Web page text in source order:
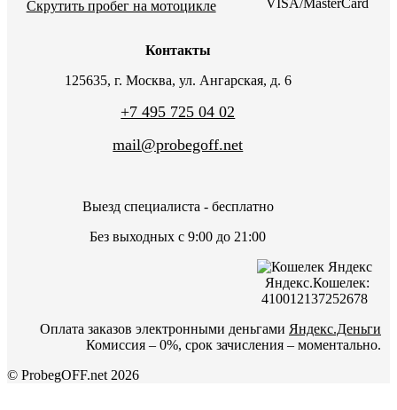
Скрутить пробег на мотоцикле
Контакты
125635, г. Москва, ул. Ангарская, д. 6
+7 495 725 04 02
mail@probegoff.net
Выезд специалиста - бесплатно
Без выходных с 9:00 до 21:00
VISA/MasterCard
Яндекс.Кошелек:
410012137252678
Оплата заказов электронными деньгами Яндекс.Деньги
Комиссия – 0%, срок зачисления – моментально.
© ProbegOFF.net 2026